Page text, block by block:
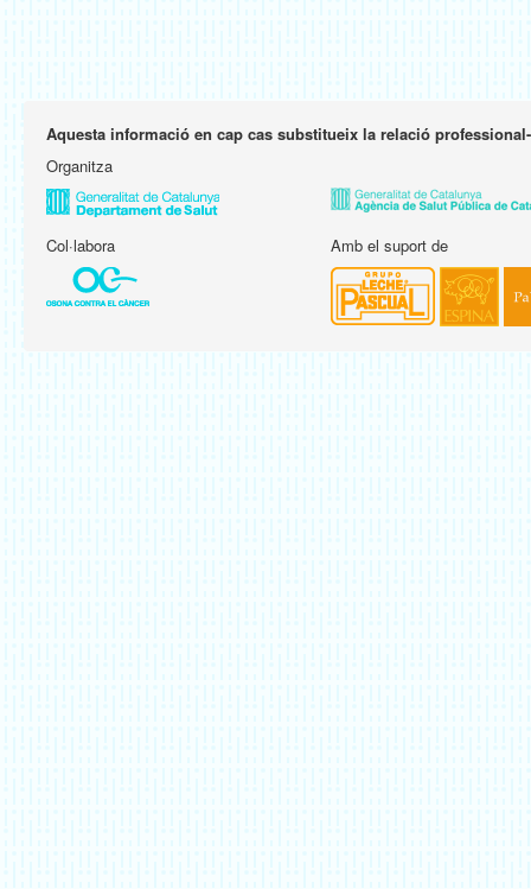
Aquesta informació en cap cas substitueix la relació
Organitza
Col·labora Amb el suport de